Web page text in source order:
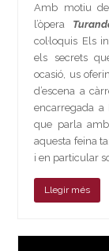
Amb motiu
l’òpera
col·loquis Els
els secrets
ocasió, us
d’escena a
encarregada a
que parla
aquesta feina
i en particular
Llegir més